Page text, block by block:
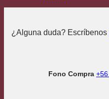
¿Alguna duda? Escríbenos
Fono Compra